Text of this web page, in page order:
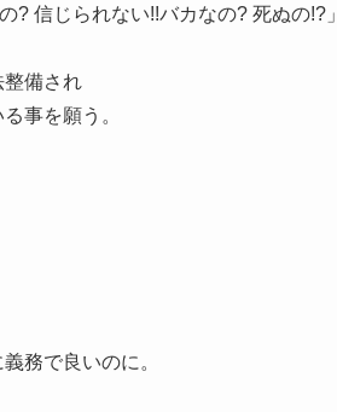
? 信じられない!!バカなの? 死ぬの!?」
整備され
事を願う。
務で良いのに。